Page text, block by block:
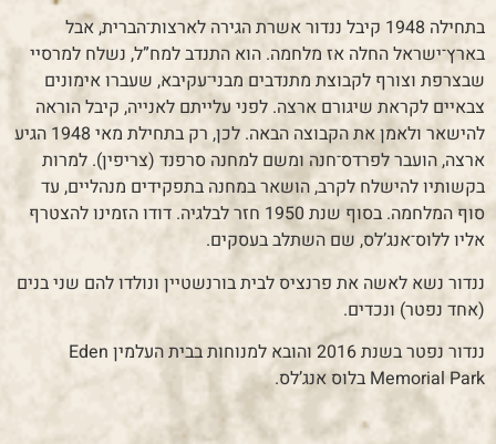
בתחילה 1948 קיבל ננדור אשרת הגירה לארצות־הברית, אבל
בארץ־ישראל החלה אז מלחמה. הוא התנדב למח”ל, נשלח למרסיי
שבצרפת וצורף לקבוצת מתנדבים מבני־עקיבא, שעברו אימונים
צבאיים לקראת שיגורם ארצה. לפני עלייתם לאנייה, קיבל הוראה
להישאר ולאמן את הקבוצה הבאה. לכן, רק בתחילת מאי 1948 הגיע
ארצה, הועבר לפרדס־חנה ומשם למחנה סרפנד (צריפין). למרות
בקשותיו להישלח לקרב, הושאר במחנה בתפקידים מנהליים, עד
סוף המלחמה. בסוף שנת 1950 חזר לבלגיה. דודו הזמינו להצטרף
אליו ללוס־אנג’לס, שם השתלב בעסקים.
ננדור נשא לאשה את פרנציס לבית בורנשטיין ונולדו להם שני בנים
(אחד נפטר) ונכדים.
ננדור נפטר בשנת 2016 והובא למנוחות בבית העלמין Eden
Memorial Park בלוס אנג’לס.